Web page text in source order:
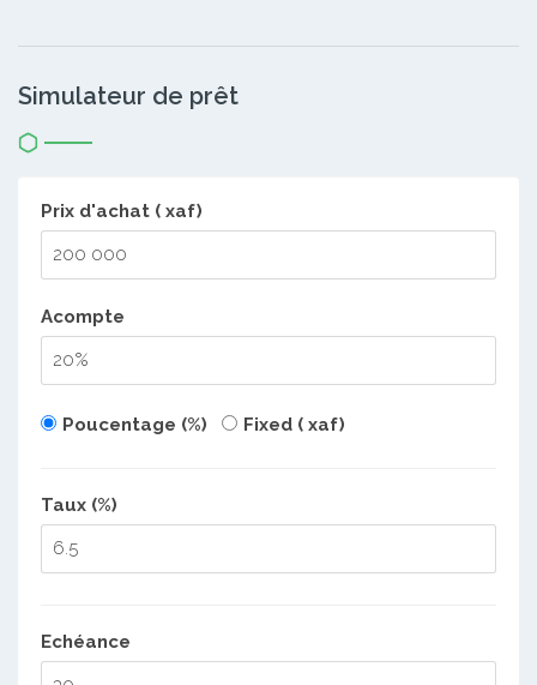
Simulateur de prêt
Prix d'achat ( xaf)
Acompte
Poucentage (%) Fixed ( xaf)
Taux (%)
Echéance